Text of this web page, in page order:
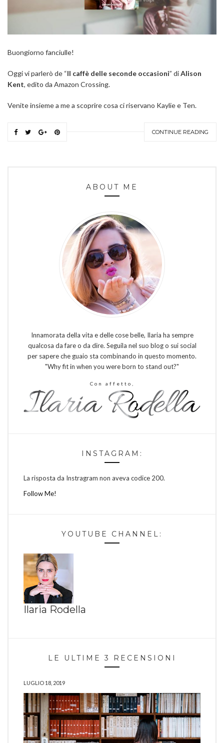
Buongiorno fanciulle!
Oggi vi parlerò de “Il caffè delle seconde occasioni” diAlison
Kent, edito da Amazon Crossing.
Venite insieme a me a scoprire cosa ci riservano Kaylie e Ten.
CONTINUE READING
ABOUT ME
Innamorata della vita e delle cose belle, Ilaria ha sempre
qualcosa da fare o da dire. Seguila nel suo blog o sui social
per sapere che guaio sta combinando in questo momento.
"Why fit in when you were born to stand out?"
Con affetto,
INSTAGRAM:
La risposta da Instragram non aveva codice 200.
Follow Me!
YOUTUBE CHANNEL:
Ilaria Rodella
LE ULTIME 3 RECENSIONI
LUGLIO 18, 2019